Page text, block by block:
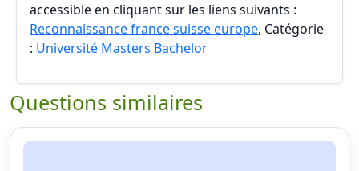
accessible en cliquant sur les liens suivants :
Reconnaissance france suisse europe, Catégorie
: Université Masters Bachelor
Questions similaires